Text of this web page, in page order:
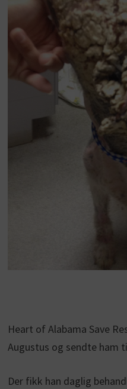
Heart of Alabama Save
Augustus og sendte ham
Der fikk han daglig